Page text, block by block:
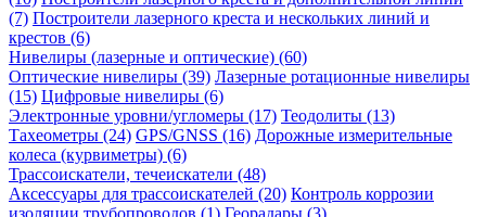
(7) Построители лазерного креста и нескольких линий и
крестов (6)
Нивелиры (лазерные и оптические) (60)
Оптические нивелиры (39) Лазерные ротационные нивелиры
(15) Цифровые нивелиры (6)
Электронные уровни/угломеры (17) Теодолиты (13)
Тахеометры (24) GPS/GNSS (16) Дорожные измерительные
колеса (курвиметры) (6)
Трассоискатели, течеискатели (48)
Аксессуары для трассоискателей (20) Контроль коррозии
изоляции трубопроводов (1) Георадары (3)